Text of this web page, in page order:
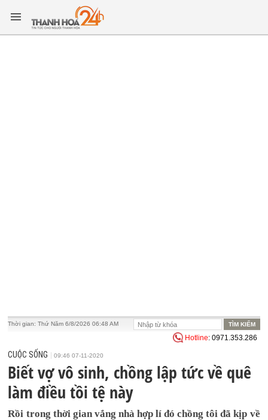
Thời gian:Thứ Năm 6/8/2026 06:48 AM
Hotline: 0971.353.286
CUỘC SỐNG 09:46 07-11-2020
Biết vợ vô sinh, chồng lập tức về quê
làm điều tồi tệ này
Rồi trong thời gian vắng nhà hợp lí đó chồng tôi đã kịp về